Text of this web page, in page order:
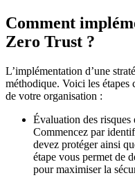
Comment
Zero Trust ?
L’implémentation d’une
méthodique. Voici les étapes
de votre organisation :
Évaluation des
Commencez par
devez protéger ainsi
étape vous permet de
pour maximiser la